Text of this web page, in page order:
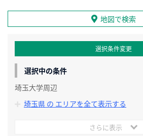
地図で検索
選択条件変更
選択中の条件
埼玉大学周辺
埼玉県 の エリアを全て表示する
さらに表示